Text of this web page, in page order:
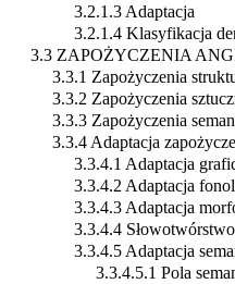
3.2.1.3 Adaptacja
3.2.1.4 Klasyfikacja
3.3 ZAPOŻYCZENIA
3.3.1 Zapożyczenia
3.3.2 Zapożyczenia
3.3.3 Zapożyczenia
3.3.4 Adaptacja
3.3.4.1 Adaptacja
3.3.4.2 Adaptacja
3.3.4.3 Adaptacja
3.3.4.4
3.3.4.5 Adaptacja
3.3.4.5.1 Pola